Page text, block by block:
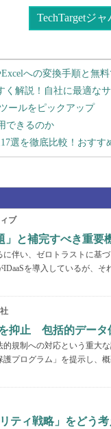
TechTargetジ
への変換手順と無
く解説！自社に最適な
ールをピックアップ
できるのか
選を徹底比較！おす
ブ
と補完すべき重要
伴い、ゼロトラストに基
を導入しているが、
抑止 包括的データ
規制への対応という重大
プログラム」を提示し、
ティ戦略」をどう考